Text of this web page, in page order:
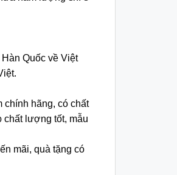
Quốc về Việt
chính hãng, có chất
chất lượng tốt, mẫu
mãi, quà tặng có